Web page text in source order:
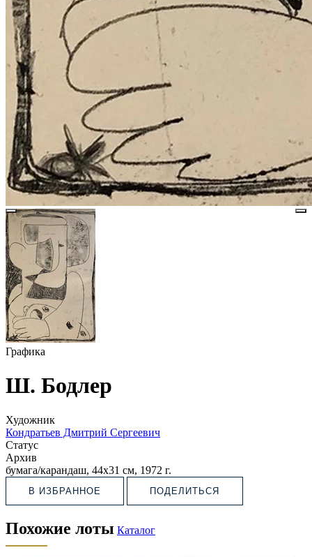
Графика
Ш. Бодлер
Художник
Кондратьев Дмитрий Сергеевич
Статус
Архив
бумага/карандаш, 44х31 см, 1972 г.
В ИЗБРАННОЕ ПОДЕЛИТЬСЯ
Похожие лоты Каталог